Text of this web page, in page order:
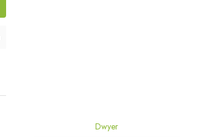
Dwyer